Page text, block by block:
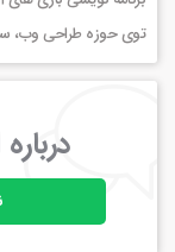
توی حوزه طراحی وب،